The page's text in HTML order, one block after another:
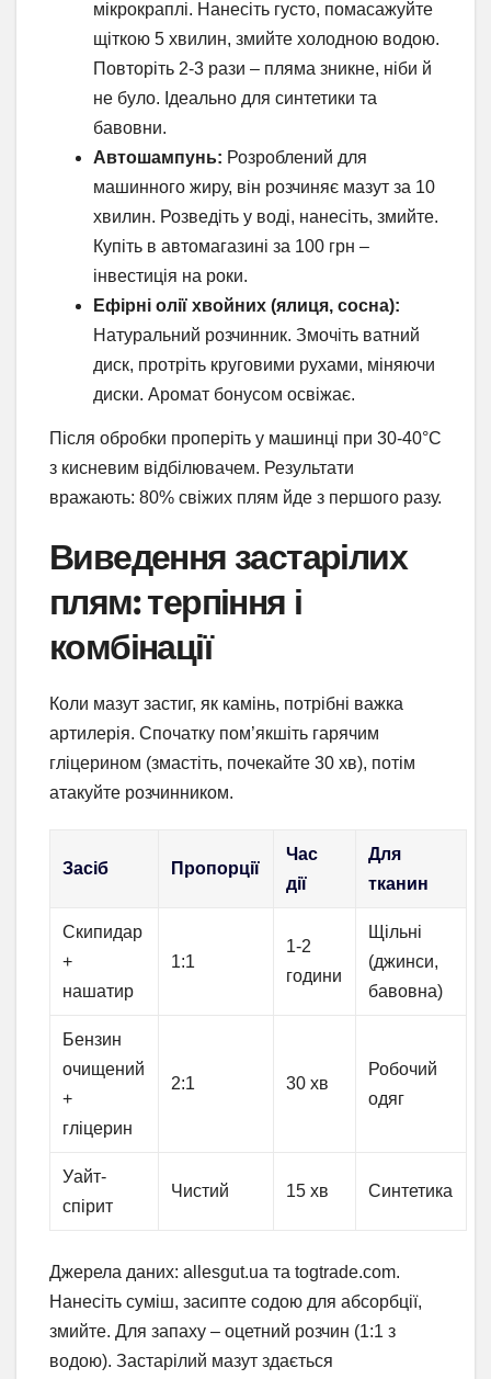
мікрокраплі. Нанесіть густо, помасажуйте
щіткою 5 хвилин, змийте холодною водою.
Повторіть 2-3 рази – пляма зникне, ніби й
не було. Ідеально для синтетики та
бавовни.
Автошампунь: Розроблений для
машинного жиру, він розчиняє мазут за 10
хвилин. Розведіть у воді, нанесіть, змийте.
Купіть в автомагазині за 100 грн –
інвестиція на роки.
Ефірні олії хвойних (ялиця, сосна):
Натуральний розчинник. Змочіть ватний
диск, протріть круговими рухами, міняючи
диски. Аромат бонусом освіжає.
Після обробки проперіть у машинці при 30-40°C
з кисневим відбілювачем. Результати
вражають: 80% свіжих плям йде з першого разу.
Виведення застарілих
плям: терпіння і
комбінації
Коли мазут застиг, як камінь, потрібні важка
артилерія. Спочатку пом’якшіть гарячим
гліцерином (змастіть, почекайте 30 хв), потім
атакуйте розчинником.
Засіб Пропорції
Час
дії
Для
тканин
Скипидар
+
нашатир
1:1
1-2
години
Щільні
(джинси,
бавовна)
Бензин
очищений
+
гліцерин
2:1 30 хв
Робочий
одяг
Уайт-
спірит
Чистий 15 хв Синтетика
Джерела даних: allesgut.ua та togtrade.com.
Нанесіть суміш, засипте содою для абсорбції,
змийте. Для запаху – оцетний розчин (1:1 з
водою). Застарілий мазут здається